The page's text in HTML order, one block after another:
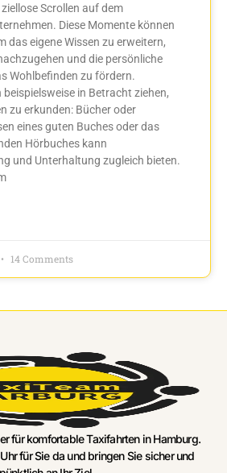
Scrollen auf dem
Diese Momente können
das eigene Wissen zu erweitern,
und die persönliche
Wohlbefinden zu fördern.
in Betracht ziehen,
zu erkunden: Bücher oder
eines guten Buches oder das
Hörbuches kann
und Unterhaltung zugleich bieten.
14 Comments
für komfortable Taxifahrten in Hamburg.
für Sie da und bringen Sie sicher und